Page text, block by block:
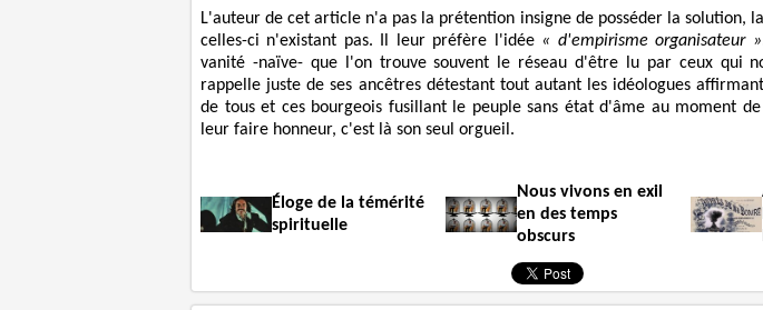
L'auteur de cet article n'a pas la prétention insigne de posséder la solution,
celles-ci n'existant pas. Il leur préfère l'idée « d'empirisme organisateur »
vanité -naïve- que l'on trouve souvent le réseau d'être lu par ceux qui
rappelle juste de ses ancêtres détestant tout autant les idéologues
de tous et ces bourgeois fusillant le peuple sans état d'âme au moment
leur faire honneur, c'est là son seul orgueil.
Éloge de la témérité
spirituelle
Nous vivons en exil
en des temps
obscurs